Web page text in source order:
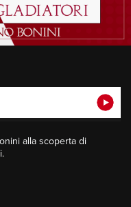
alla scoperta di